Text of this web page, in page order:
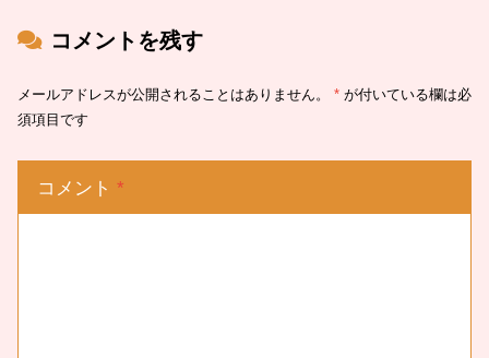
コメントを残す
メールアドレスが公開されることはありません。 * が付いている欄は必
須項目です
コメント *